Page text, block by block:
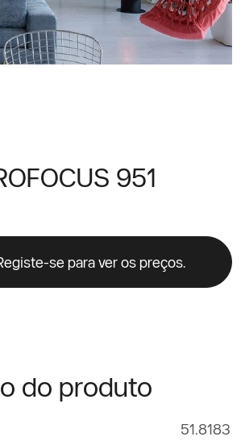
951
se para ver os preços.
do produto
51.8183